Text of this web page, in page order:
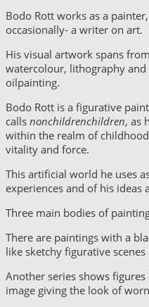
Bodo Rott works as a
occasionally- a writer on art.
His visual artwork spans
watercolour, lithography
oilpainting.
Bodo Rott is a figurative
calls nonchildrenchildren, as
within the realm of
vitality and force.
This artificial world he uses
experiences and of his ideas
Three main bodies of
There are paintings with a
like sketchy figurative
Another series shows
image giving the look of